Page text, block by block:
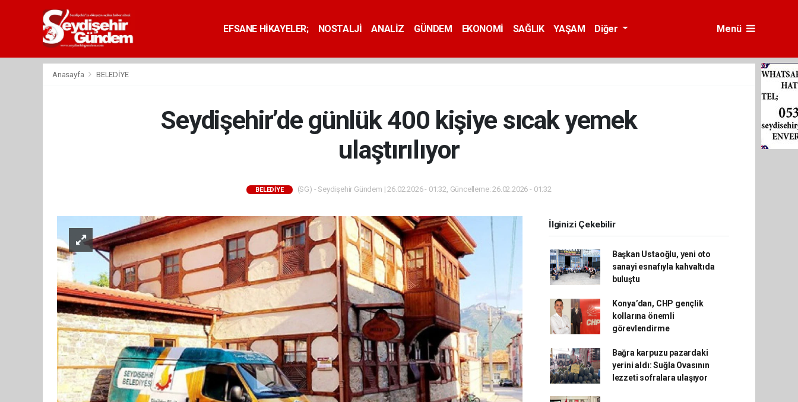
EFSANE HİKAYELER; NOSTALJİ ANALİZ GÜNDEM EKONOMİ SAĞLIK YAŞAM Diğer Menü
Anasayfa BELEDİYE
Seydişehir’de günlük 400 kişiye sıcak yemek
ulaştırılıyor
BELEDİYE (SG) - Seydişehir Gündem | 26.02.2026 - 01:32, Güncelleme: 26.02.2026 - 01:32
İlginizi Çekebilir
Başkan Ustaoğlu, yeni oto
sanayi esnafıyla kahvaltıda
buluştu
Konya’dan, CHP gençlik
kollarına önemli
görevlendirme
Bağra karpuzu pazardaki
yerini aldı: Suğla Ovasının
lezzeti sofralara ulaşıyor